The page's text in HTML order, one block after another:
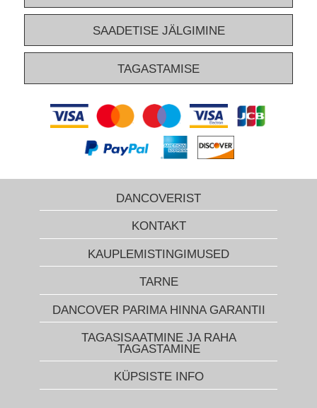
SAADETISE JÄLGIMINE
TAGASTAMISE
DANCOVERIST
KONTAKT
KAUPLEMISTINGIMUSED
TARNE
DANCOVER PARIMA HINNA GARANTII
TAGASISAATMINE JA RAHA
TAGASTAMINE
KÜPSISTE INFO